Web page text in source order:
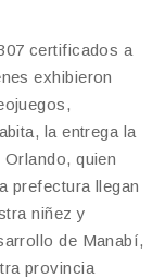
certificados a
exhibieron
la entrega la
quien
prefectura llegan
niñez y
de Manabí,
provincia